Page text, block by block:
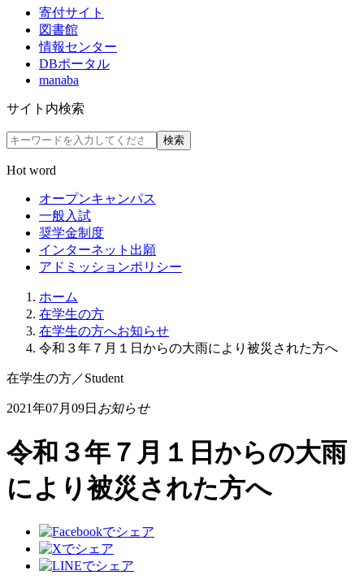
寄付サイト
図書館
情報センター
DBポータル
manaba
サイト内検索
検索
Hot word
オープンキャンパス
一般入試
奨学金制度
インターネット出願
アドミッションポリシー
ホーム
在学生の方
在学生の方へお知らせ
令和３年７月１日からの大雨により被災された方へ
在学生の方／Student
2021年07月09日 お知らせ
令和３年７月１日からの大雨
により被災された方へ